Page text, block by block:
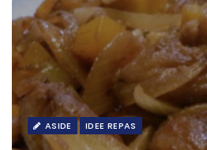
ASIDE IDEE REPAS